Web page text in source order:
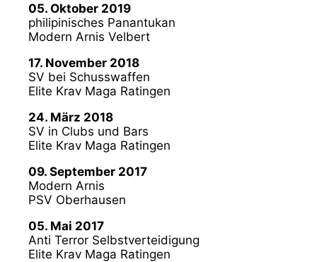
05. Oktober 2019
philipinisches Panantukan
Modern Arnis Velbert
17. November 2018
SV bei Schusswaffen
Elite Krav Maga Ratingen
24. März 2018
SV in Clubs und Bars
Elite Krav Maga Ratingen
09. September 2017
Modern Arnis
PSV Oberhausen
05. Mai 2017
Anti Terror Selbstverteidigung
Elite Krav Maga Ratingen